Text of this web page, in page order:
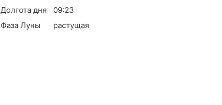
Долгота дня
09:23
Фаза Луны
растущая